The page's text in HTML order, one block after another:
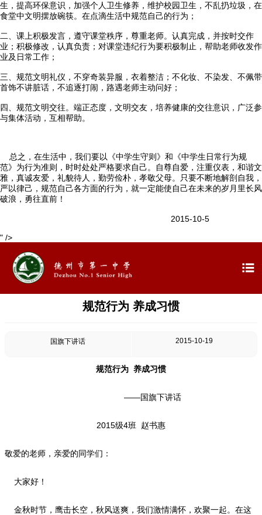
生，提高环保意识，加强个人卫生修养，维护校园卫生，不乱扔垃圾，在
食堂中文明摆放碗筷。在点滴生活中规范自己的行为；
二、课上积极发言，遵守课堂秩序，尊重老师。认真完成，并按时交作
业；积极修改，认真负责；对课堂违纪行为要积极制止，帮助老师收发作
业及日常工作；
三、规范文明礼仪，不穿奇装异服，衣着整洁；不化妆、不染发、不佩带
首饰不讲脏话，不追逐打闹，路遇老师主动问好；
四、规范文明交往。端正态度，文明交友，培养健康的交往意识，广泛参
与集体活动，互相帮助。
总之，在生活中，我们要以《中学生守则》和《中学生日常行为规
范》为行为准则，时时处处严格要求自己。自尊自爱，注重仪表，和谐文
雅，真诚友爱，礼貌待人，勤劳俭朴，孝敬父母。只要不断地解剖自我，
严以律己，规范自己各方面的行为，就一定能使自己在未来的岁月里长风
破浪，勇往直前！
2015-10-5
" />

规范行为 养成习惯
国旗下讲话 2015-10-19
规范行为 养成习惯
——国旗下讲话
2015级4班 赵书惠
敬爱的老师，亲爱的同学们：
大家好！
金秋时节，鹰击长空，秋风送爽，我们激情满怀，欢聚一起。在这